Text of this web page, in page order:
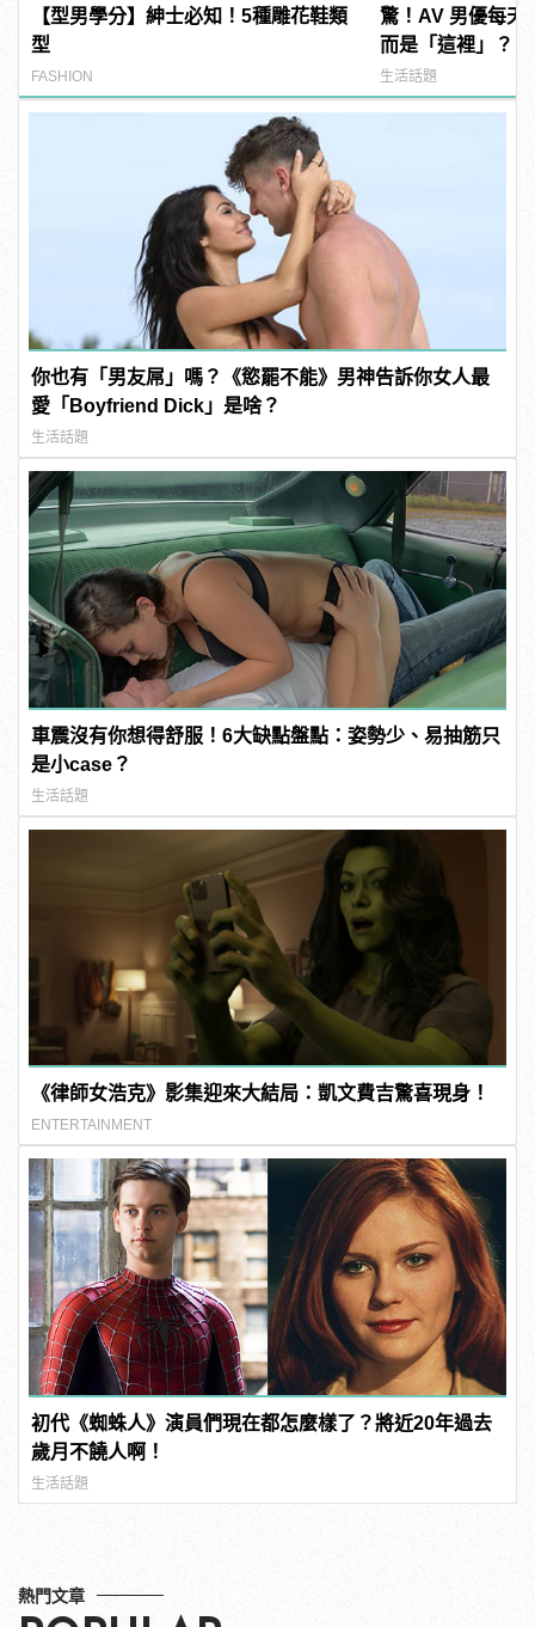
【型男學分】紳士必知！5種雕花鞋類
型
FASHION
驚！AV 男優每天
而是「這裡」？ |
型男
生活話題
你也有「男友屌」嗎？《慾罷不能》男神告訴你女人最
愛「Boyfriend Dick」是啥？
生活話題
車震沒有你想得舒服！6大缺點盤點：姿勢少、易抽筋只
是小case？
生活話題
《律師女浩克》影集迎來大結局：凱文費吉驚喜現身！
ENTERTAINMENT
初代《蜘蛛人》演員們現在都怎麼樣了？將近20年過去
歲月不饒人啊！
生活話題
熱門文章